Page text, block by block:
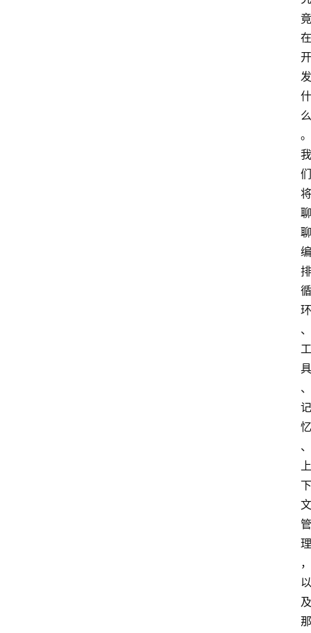
竟
在
开
发
什
么
。
我
们
将
聊
聊
编
排
循
环
、
工
具
、
记
忆
、
上
下
文
管
理
，
以
及
那